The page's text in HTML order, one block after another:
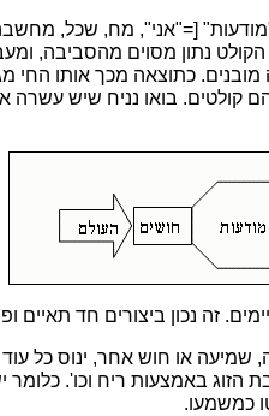
"מודעות" [="אני", מח, שכל,
נתון מסוים מהסביבה,
כתוצאה מכך אותו החי
קולטים. בואו נניח שיש עשרה
זה נכון ביצורים חד
או חוש אחר, ינוס כל
באמצעות ריח וכו'.
כמשמעו.